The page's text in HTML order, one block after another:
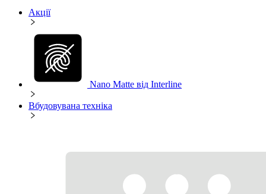
Акції
Nano Matte від Interline
Вбудовувана техніка